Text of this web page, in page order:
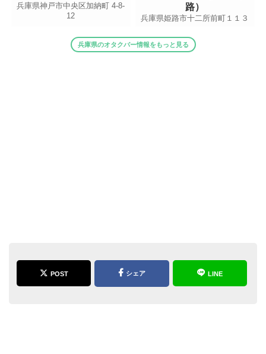
兵庫県神戸市中央区加納町 4-8-
12
路）
兵庫県姫路市十二所前町１１３
兵庫県のオタクバー情報をもっと見る
POST シェア LINE